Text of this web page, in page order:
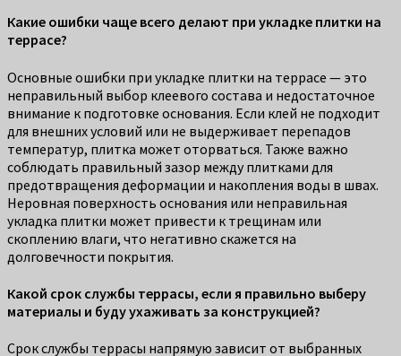
Какие ошибки чаще всего делают при укладке плитки на
террасе?
Основные ошибки при укладке плитки на террасе — это
неправильный выбор клеевого состава и недостаточное
внимание к подготовке основания. Если клей не подходит
для внешних условий или не выдерживает перепадов
температур, плитка может оторваться. Также важно
соблюдать правильный зазор между плитками для
предотвращения деформации и накопления воды в швах.
Неровная поверхность основания или неправильная
укладка плитки может привести к трещинам или
скоплению влаги, что негативно скажется на
долговечности покрытия.
Какой срок службы террасы, если я правильно выберу
материалы и буду ухаживать за конструкцией?
Срок службы террасы напрямую зависит от выбранных